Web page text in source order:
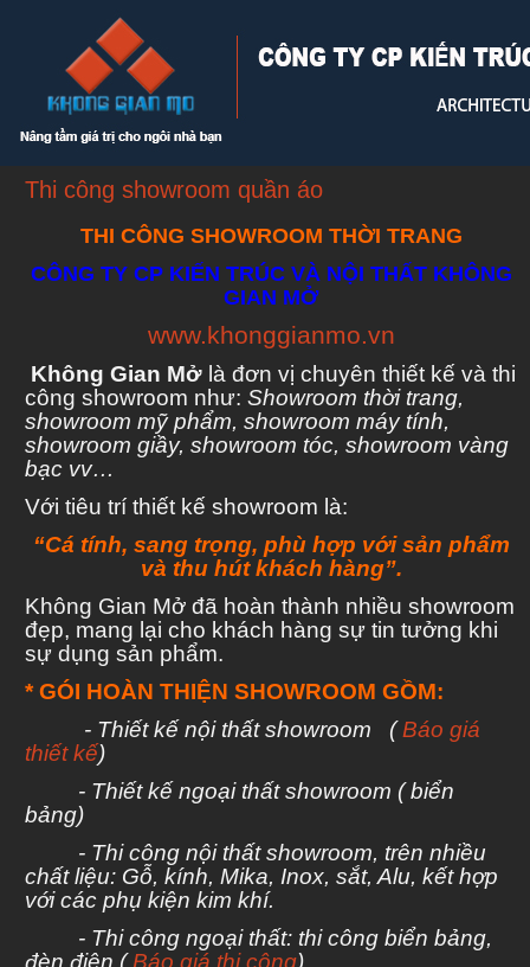
Thi công showroom quần áo
THI CÔNG SHOWROOM THỜI TRANG
CÔNG TY CP KIẾN TRÚC VÀ NỘI THẤT KHÔNG
GIAN MỞ
www.khonggianmo.vn
Không Gian Mở là đơn vị chuyên thiết kế và thi
công showroom như: Showroom thời trang,
showroom mỹ phẩm, showroom máy tính,
showroom giầy, showroom tóc, showroom vàng
bạc vv…
Với tiêu trí thiết kế showroom là:
“Cá tính, sang trọng, phù hợp với sản phẩm
và thu hút khách hàng”.
Không Gian Mở đã hoàn thành nhiều showroom
đẹp, mang lại cho khách hàng sự tin tưởng khi
sự dụng sản phẩm.
* GÓI HOÀN THIỆN SHOWROOM GỒM:
- Thiết kế nội thất showroom (Báo giá
thiết kế)
- Thiết kế ngoại thất showroom ( biển
bảng)
- Thi công nội thất showroom, trên nhiều
chất liệu: Gỗ, kính, Mika, Inox, sắt, Alu, kết hợp
với các phụ kiện kim khí.
- Thi công ngoại thất: thi công biển bảng,
đèn điện (Báo giá thi công)